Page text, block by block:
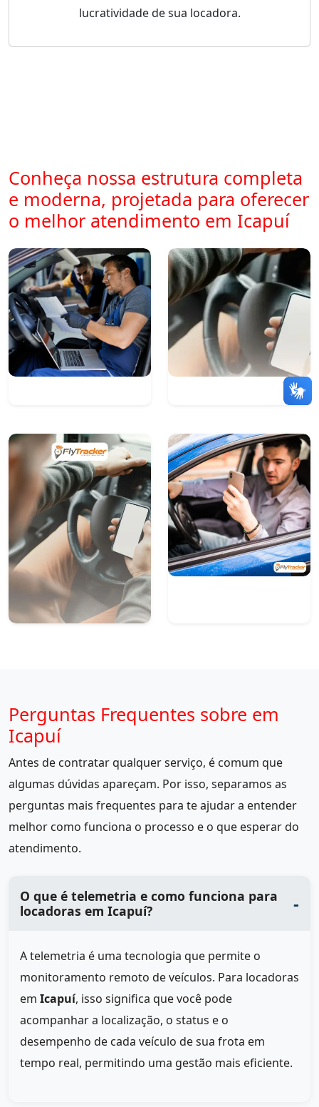
lucratividade de sua locadora.
Conheça nossa estrutura completa
e moderna, projetada para oferecer
o melhor atendimento em Icapuí
Perguntas Frequentes sobre em
Icapuí
Antes de contratar qualquer serviço, é comum que
algumas dúvidas apareçam. Por isso, separamos as
perguntas mais frequentes para te ajudar a entender
melhor como funciona o processo e o que esperar do
atendimento.
O que é telemetria e como funciona para
locadoras em Icapuí?
A telemetria é uma tecnologia que permite o
monitoramento remoto de veículos. Para locadoras
em Icapuí, isso significa que você pode
acompanhar a localização, o status e o
desempenho de cada veículo de sua frota em
tempo real, permitindo uma gestão mais eficiente.